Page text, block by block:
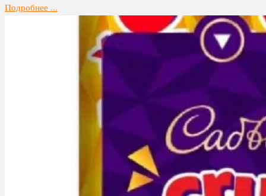
Подробнее ...